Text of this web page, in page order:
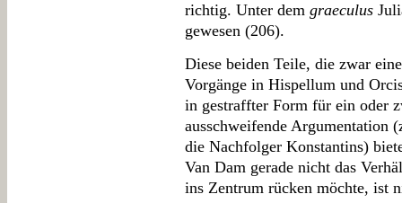
richtig. Unter dem graeculus
gewesen (206).
Diese beiden Teile, die zwar
Vorgänge in Hispellum und
in gestraffter Form für ein oder
ausschweifende Argumentation
die Nachfolger Konstantins)
Van Dam gerade nicht das
ins Zentrum rücken möchte, ist